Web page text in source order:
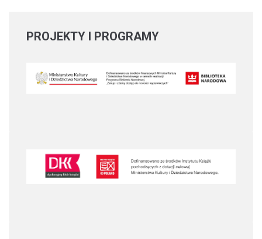
PROJEKTY I PROGRAMY